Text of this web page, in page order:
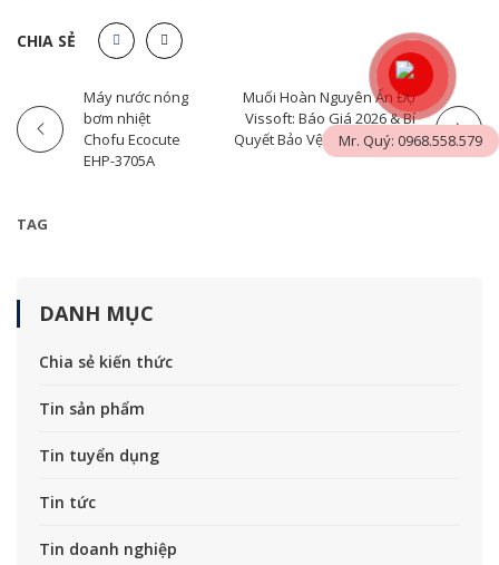
CHIA SẺ
Máy nước nóng
bơm nhiệt
Chofu Ecocute
EHP-3705A
Muối Hoàn Nguyên Ấn Độ
Vissoft: Báo Giá 2026 & Bí
Quyết Bảo Vệ Hệ Thống Lọc
TAG
DANH MỤC
Chia sẻ kiến thức
Tin sản phẩm
Tin tuyển dụng
Tin tức
Tin doanh nghiệp
Mr. Quý: 0968.558.579